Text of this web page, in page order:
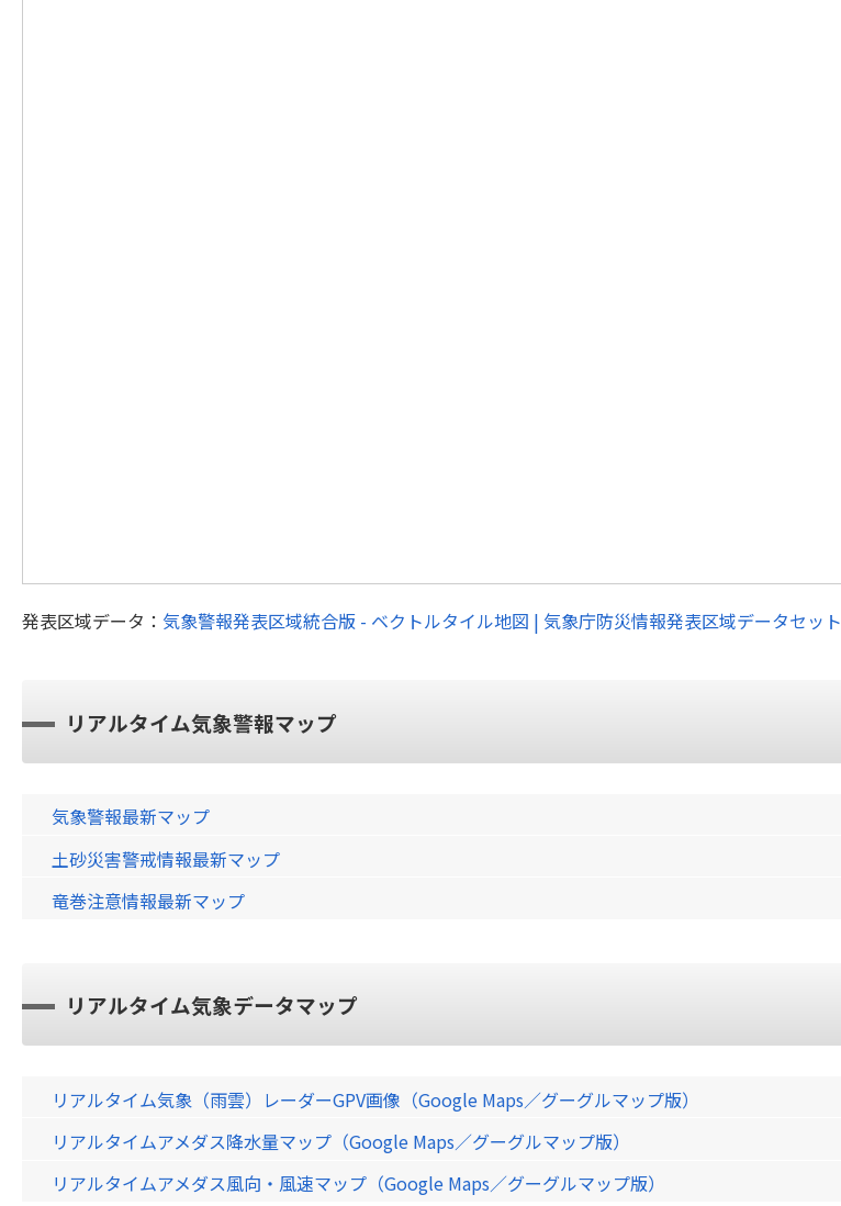
発表区域データ： 気象警報発表区域統合版 - ベクトルタイル地図 | 気象庁防災情報発表区域データセット
リアルタイム気象警報マップ
気象警報最新マップ
土砂災害警戒情報最新マップ
竜巻注意情報最新マップ
リアルタイム気象データマップ
リアルタイム気象（雨雲）レーダーGPV画像（Google Maps／グーグルマップ版）
リアルタイムアメダス降水量マップ（Google Maps／グーグルマップ版）
リアルタイムアメダス風向・風速マップ（Google Maps／グーグルマップ版）